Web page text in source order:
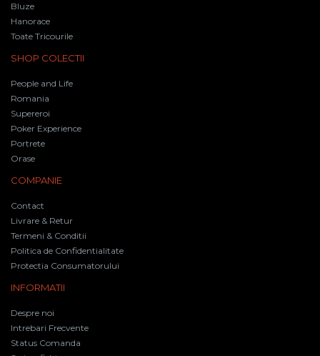
Bluze
Hanorace
Toate Tricourile
SHOP COLECTII
People and Life
Romania
Supereroi
Poker Experience
Portrete
Orase
COMPANIE
Contact
Livrare & Retur
Termeni & Conditii
Politica de Confidentialitate
Protectia Consumatorului
INFORMATII
Despre noi
Intrebari Frecvente
Status Comanda